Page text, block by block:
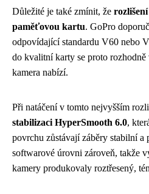
Důležité je také zmínit, že
paměťovou kartu. GoPro
odpovídající standardu V60 nebo
do kvalitní karty se proto
kamera nabízí.
Při natáčení v tomto nejvyšším
stabilizaci HyperSmooth 6.0,
povrchu zůstávají záběry stabilní
softwarové úrovni zároveň, takže
kamery produkovaly roztřesený,